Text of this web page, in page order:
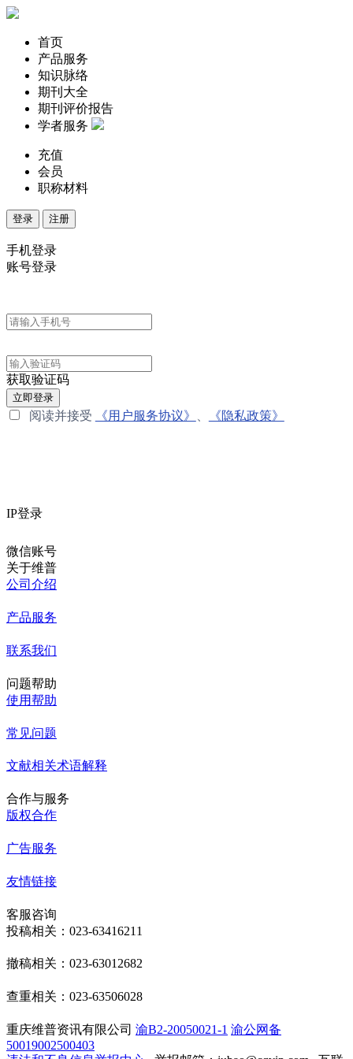
首页
产品服务
知识脉络
期刊大全
期刊评价报告
学者服务
充值
会员
职称材料
登录 注册
手机登录
账号登录
获取验证码
立即登录
阅读并接受 《用户服务协议》 《隐私政策》
IP登录
微信账号
关于维普
公司介绍
产品服务
联系我们
问题帮助
使用帮助
常见问题
文献相关术语解释
合作与服务
版权合作
广告服务
友情链接
客服咨询
投稿相关：023-63416211
撤稿相关：023-63012682
查重相关：023-63506028
重庆维普资讯有限公司 渝B2-20050021-1 渝公网备
50019002500403